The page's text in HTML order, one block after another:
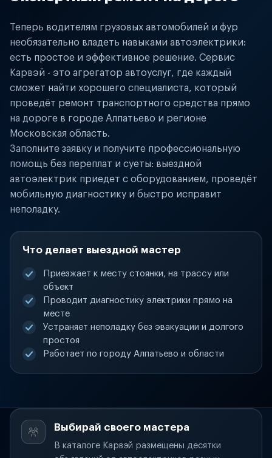
Теперь водителям грузовых автомобилей и фур
необязательно владеть навыками автоэлектрики:
есть простое и эффективное решение. Сервис
Карвэй - это агрегатор автоуслуг, где каждый
сможет найти хорошего специалиста, который
проведёт ремонт транспортного средства прямо
на дороге в городе Алпатьево и регионе
Московская область.
Заполните заявку и получите профессиональную
помощь без переплат и суеты: выездной
автоэлектрик приедет с оборудованием, проведёт
мобильную диагностику и быстро исправит
неполадку.
Что делает выездной мастер
Приезжает к месту стоянки, на трассу или
объект
Проводит диагностику электрики прямо на
месте
Устраняет неполадку без эвакуации и долгого
простоя
Работает по городу Алпатьево и области
Выбирай своего мастера
В каталоге Карвэй размещены десятки